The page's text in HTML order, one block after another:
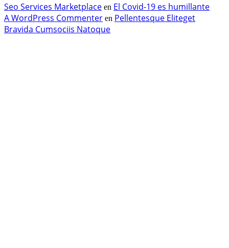
Seo Services Marketplace en El Covid-19 es humillante
A WordPress Commenter en Pellentesque Eliteget
Bravida Cumsociis Natoque